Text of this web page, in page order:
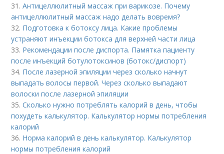
31.Антицеллюлитный массаж при варикозе. Почему
антицеллюлитный массаж надо делать вовремя?
32. Подготовка к ботоксу лица. Какие проблемы
устраняют инъекции ботокса для верхней части лица
33. Рекомендации после диспорта. Памятка пациенту
после инъекций ботулотоксинов (ботокс/диспорт)
34. После лазерной эпиляции через сколько начнут
выпадать волосы первой. Через сколько выпадают
волоски после лазерной эпиляции
35.Сколько нужно потреблять калорий в день, чтобы
похудеть калькулятор. Калькулятор нормы потребления
калорий
36. Норма калорий в день калькулятор. Калькулятор
нормы потребления калорий